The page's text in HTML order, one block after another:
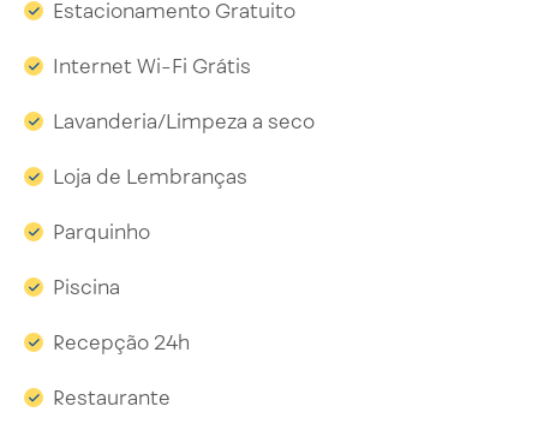
Estacionamento Gratuito
Internet Wi-Fi Grátis
Lavanderia/Limpeza a seco
Loja de Lembranças
Parquinho
Piscina
Recepção 24h
Restaurante